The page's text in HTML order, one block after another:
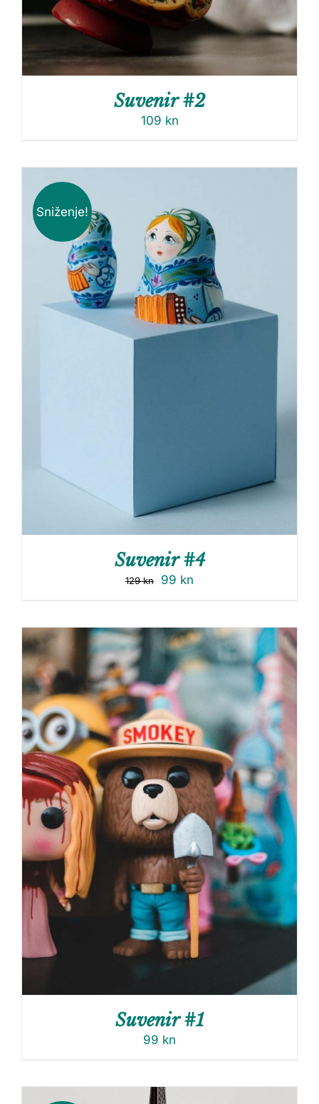
Suvenir #2
109 kn
Sniženje!
Suvenir #4
129kn 99 kn
Suvenir #1
99 kn